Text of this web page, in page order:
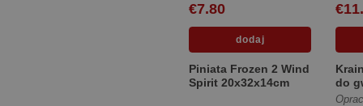
€7.80
Piniata Frozen 2 Wind
Spirit 20x32x14cm
do